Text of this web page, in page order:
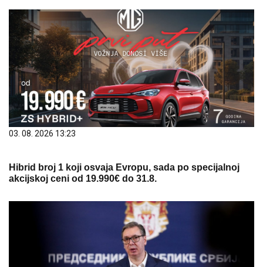
03. 08. 2026 13:23
Hibrid broj 1 koji osvaja Evropu, sada po specijalnoj
akcijskoj ceni od 19.990€ do 31.8.